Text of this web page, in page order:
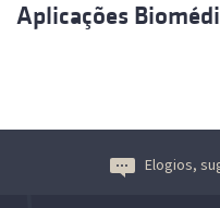
Aplicações
Elogios,